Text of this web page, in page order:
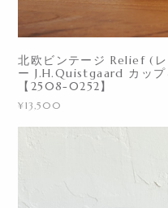
北欧ビンテージ Relief (
ー J.H.Quistgaard カッ
【2508-0252】
¥13,500